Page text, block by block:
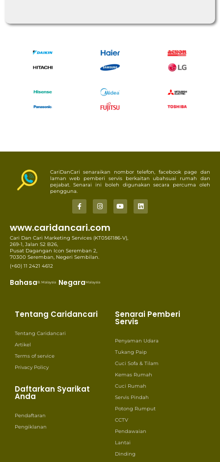
CariDanCari senaraikan nombor telefon, facebook page dan
laman web pemberi servis berkaitan ubahsuai rumah dan
pejabat. Senarai ini boleh digunakan secara percuma oleh
pengguna.
www.caridancari.com
Cari Dan Cari Marketing Services (KT0561186-V),
269-1, Jalan S2 B26,
Pusat Dagangan Icon Seremban 2,
70300 Seremban, Negeri Sembilan.
(+60) 11 2421 4612
BahasaB. Malaysia NegaraMalaysia
Tentang Caridancari
Tentang Caridancari
Artikel
Terms of service
Privacy Policy
Daftarkan Syarikat
Anda
Pendaftaran
Pengiklanan
Senarai Pemberi
Servis
Penyaman Udara
Tukang Paip
Cuci Sofa & Tilam
Kemas Rumah
Cuci Rumah
Servis Pindah
Potong Rumput
CCTV
Pendawaian
Lantai
Dinding